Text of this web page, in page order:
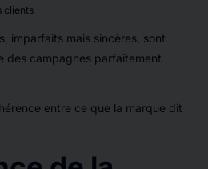
clients
imparfaits mais sincères, sont
des campagnes parfaitement
entre ce que la marque dit